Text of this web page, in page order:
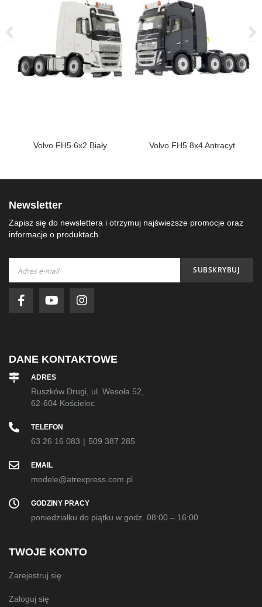
Volvo FH5 6x2 Biały Volvo FH5 8x4 Antracyt
Newsletter
Zapisz się do newslettera i otrzymuj najświeższe promocje oraz
informacje o produktach.
nasz
newsletter:
SUBSKRYBUJ
DANE KONTAKTOWE
ADRES
Ruszków Drugi, ul. Wesoła 52,
62-604 Kościelec
TELEFON
63 26 16 083 | 509 387 285
EMAIL
modele@atrexpress.com.pl
GODZINY PRACY
poniedziałku do piątku w godz. 08:00 – 16:00
TWOJE KONTO
Zarejestruj się
Zaloguj się